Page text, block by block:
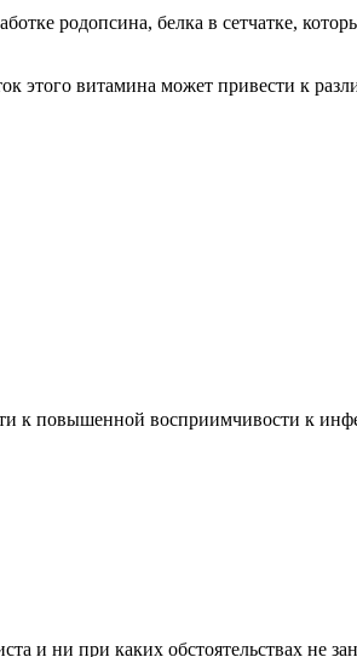
родопсина, белка в сетчатке,
этого витамина может привести к
к повышенной восприимчивости к
и ни при каких обстоятельствах не